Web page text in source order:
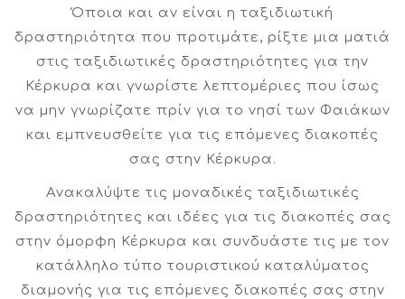
Όποια και αν είναι η ταξιδιωτική
δραστηριότητα που προτιμάτε, ρίξτε μια ματιά
στις ταξιδιωτικές δραστηριότητες για την
Κέρκυρα και γνωρίστε λεπτομέριες που ίσως
να μην γνωρίζατε πρίν για το νησί των Φαιάκων
και εμπνευσθείτε για τις επόμενες διακοπές
σας στην Κέρκυρα.
Ανακαλύψτε τις μοναδικές ταξιδιωτικές
δραστηριότητες και ιδέες για τις διακοπές σας
στην όμορφη Κέρκυρα και συνδυάστε τις με τον
κατάλληλο τύπο τουριστικού καταλύματος
διαμονής για τις επόμενες διακοπές σας στην